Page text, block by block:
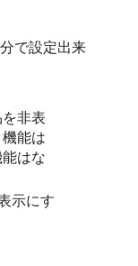
で設定出来
非表
能は
はな
示にす